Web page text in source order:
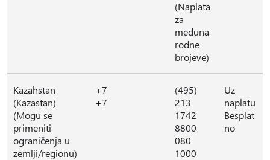
(Naplata
za
međuna
rodne
brojeve)
Kazahstan
(Kazastan)
(Mogu se
primeniti
ograničenja u
zemlji/regionu)
+7
+7
(495)
213
1742
8800
080
1000
Uz
naplatu
Besplat
no